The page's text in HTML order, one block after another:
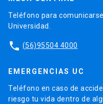
Teléfono para
Universidad.
phone (56)95504 4000
EMERGENCIAS UC
Teléfono en caso de
riesgo tu vida dentro de